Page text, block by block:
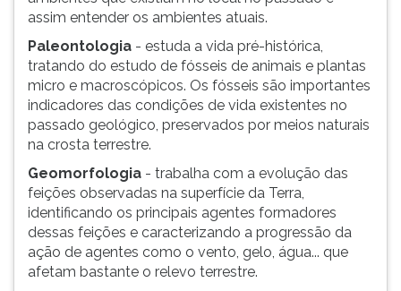
assim entender os ambientes atuais.
Paleontologia - estuda a vida pré-histórica,
tratando do estudo de fósseis de animais e plantas
micro e macroscópicos. Os fósseis são importantes
indicadores das condições de vida existentes no
passado geológico, preservados por meios naturais
na crosta terrestre.
Geomorfologia - trabalha com a evolução das
feições observadas na superfície da Terra,
identificando os principais agentes formadores
dessas feições e caracterizando a progressão da
ação de agentes como o vento, gelo, água... que
afetam bastante o relevo terrestre.